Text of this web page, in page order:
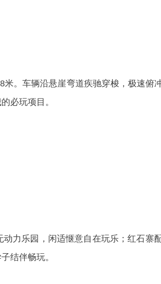
。车辆沿悬崖弯道疾驰穿梭，极速俯
必玩项目。
力乐园，闲适惬意自在玩乐；红石寨
结伴畅玩。